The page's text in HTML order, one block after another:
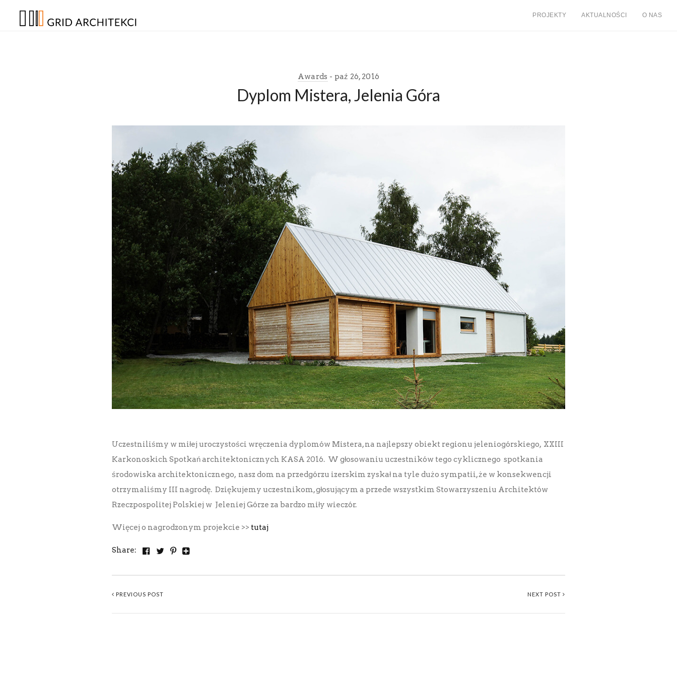
PROJEKTY AKTUALNOŚCI O NAS
Awards paź 26, 2016
Dyplom Mistera, Jelenia Góra
Uczestniliśmy w miłej uroczystości wręczenia dyplomów Mistera, na najlepszy obiekt regionu jeleniogórskiego, XXIII
Karkonoskich Spotkań architektonicznych KASA 2016. W głosowaniu uczestników tego cyklicznego spotkania
środowiska architektonicznego, nasz dom na przedgórzu izerskim zyskał na tyle dużo sympatii, że w konsekwencji
otrzymaliśmy III nagrodę. Dziękujemy uczestnikom, głosującym a przede wszystkim Stowarzyszeniu Architektów
Rzeczpospolitej Polskiej w Jeleniej Górze za bardzo miły wieczór.
Więcej o nagrodzonym projekcie >> tutaj
Share:
PREVIOUS POST NEXT POST